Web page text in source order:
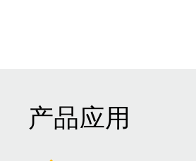
产品应用